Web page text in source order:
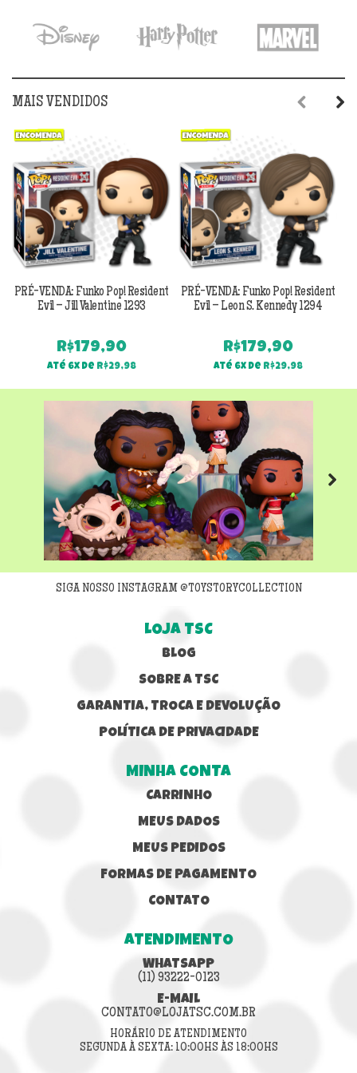
R$299,90.R$269,90.
MAIS VENDIDOS
PRÉ-VENDA: Funko Pop! Resident
Evil – Jill Valentine 1293
R$179,90
Até 6x de R$29,98
PRÉ-VENDA: Funko Pop! Resident
Evil – Leon S. Kennedy 1294
R$179,90
Até 6x de R$29,98
Next
SIGA NOSSO INSTAGRAM @TOYSTORYCOLLECTION
LOJA TSC
BLOG
SOBRE A TSC
GARANTIA, TROCA E DEVOLUÇÃO
POLÍTICA DE PRIVACIDADE
MINHA CONTA
CARRINHO
MEUS DADOS
MEUS PEDIDOS
FORMAS DE PAGAMENTO
CONTATO
ATENDIMENTO
WHATSAPP
(11) 93222-0123
E-MAIL
CONTATO@LOJATSC.COM.BR
HORÁRIO DE ATENDIMENTO
SEGUNDA À SEXTA: 10:00HS ÀS 18:00HS